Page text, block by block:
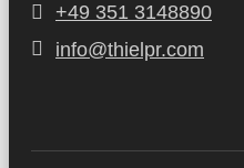
+49 351 3148890
info@thielpr.com